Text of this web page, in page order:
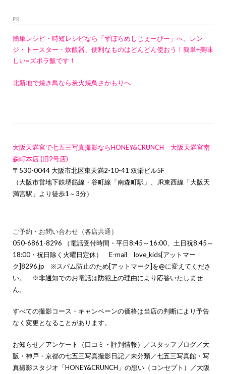
PR
簡単レシピ・時短レシピなら「ずぼらめしじぇーぴー」へ。レン
ジ・トースター・炊飯器、便利なものはどんどん使おう！簡単+美味
しい=ズボラ飯です！
北新地で焼き鳥なら炭火焼鳥さかもりへ
大阪天満宮で七五三写真撮影ならHONEY&CRUNCH 大阪天満宮南
森町本店 (旧2号店)
〒530-0044 大阪市北区東天満2-10-41 双栄ビル5F
（大阪市営地下鉄堺筋線・谷町線「南森町駅」、JR東西線「大阪天
満宮駅」より徒歩1～3分）
ご予約・お問い合わせ（各店共通）
050-6861-8296 （電話受付時間・平日8:45～16:00、土日祝8:45～
18:00・祝日除く火曜日定休） E-mail love_kids[アットマー
ク]8296.jp ※スパム防止のため[アットマーク]を@に変えてくださ
い。 ※非通知でのお電話は防犯上の理由により応答いたしませ
ん。
すべての撮影コース・キャンペーンの価格は当店の判断により予告
なく変更となることがあります。
お知らせ／アンケート（口コミ・評判情報） ／ スタッフブログ／大
阪・神戸・京都の七五三写真撮影日記／未分類／七五三写真館・写
真撮影スタジオ「HONEY&CRUNCH」の想い（コンセプト）
／大阪